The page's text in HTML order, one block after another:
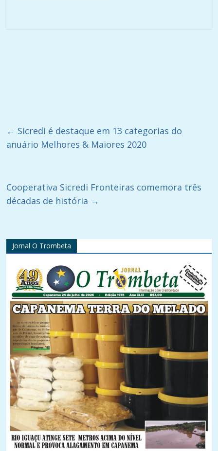
← Sicredi é destaque em 13 categorias do
anuário Melhores & Maiores 2020
Cooperativa Sicredi Fronteiras comemora três
décadas de história →
Jornal O Trombeta